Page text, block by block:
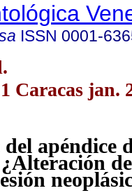
ISSN 0001-
Caracas jan.
apéndice